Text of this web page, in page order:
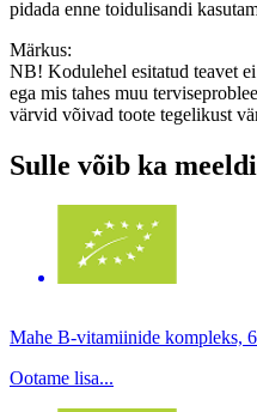
pidada enne toidulisandi
Märkus:
NB! Kodulehel esitatud teavet
ega mis tahes muu
värvid võivad toote tegelikust
Sulle võib ka
Mahe B-vitamiinide kompleks,
Ootame lisa...